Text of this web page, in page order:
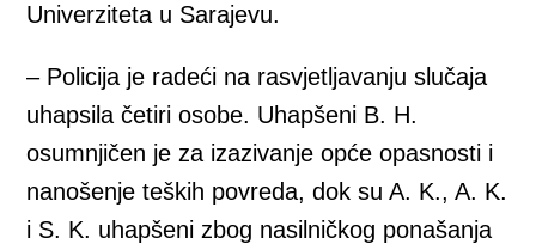
Univerziteta u Sarajevu.
– Policija je radeći na rasvjetljavanju slučaja
uhapsila četiri osobe. Uhapšeni B. H.
osumnjičen je za izazivanje opće opasnosti i
nanošenje teških povreda, dok su A. K., A. K.
i S. K. uhapšeni zbog nasilničkog ponašanja